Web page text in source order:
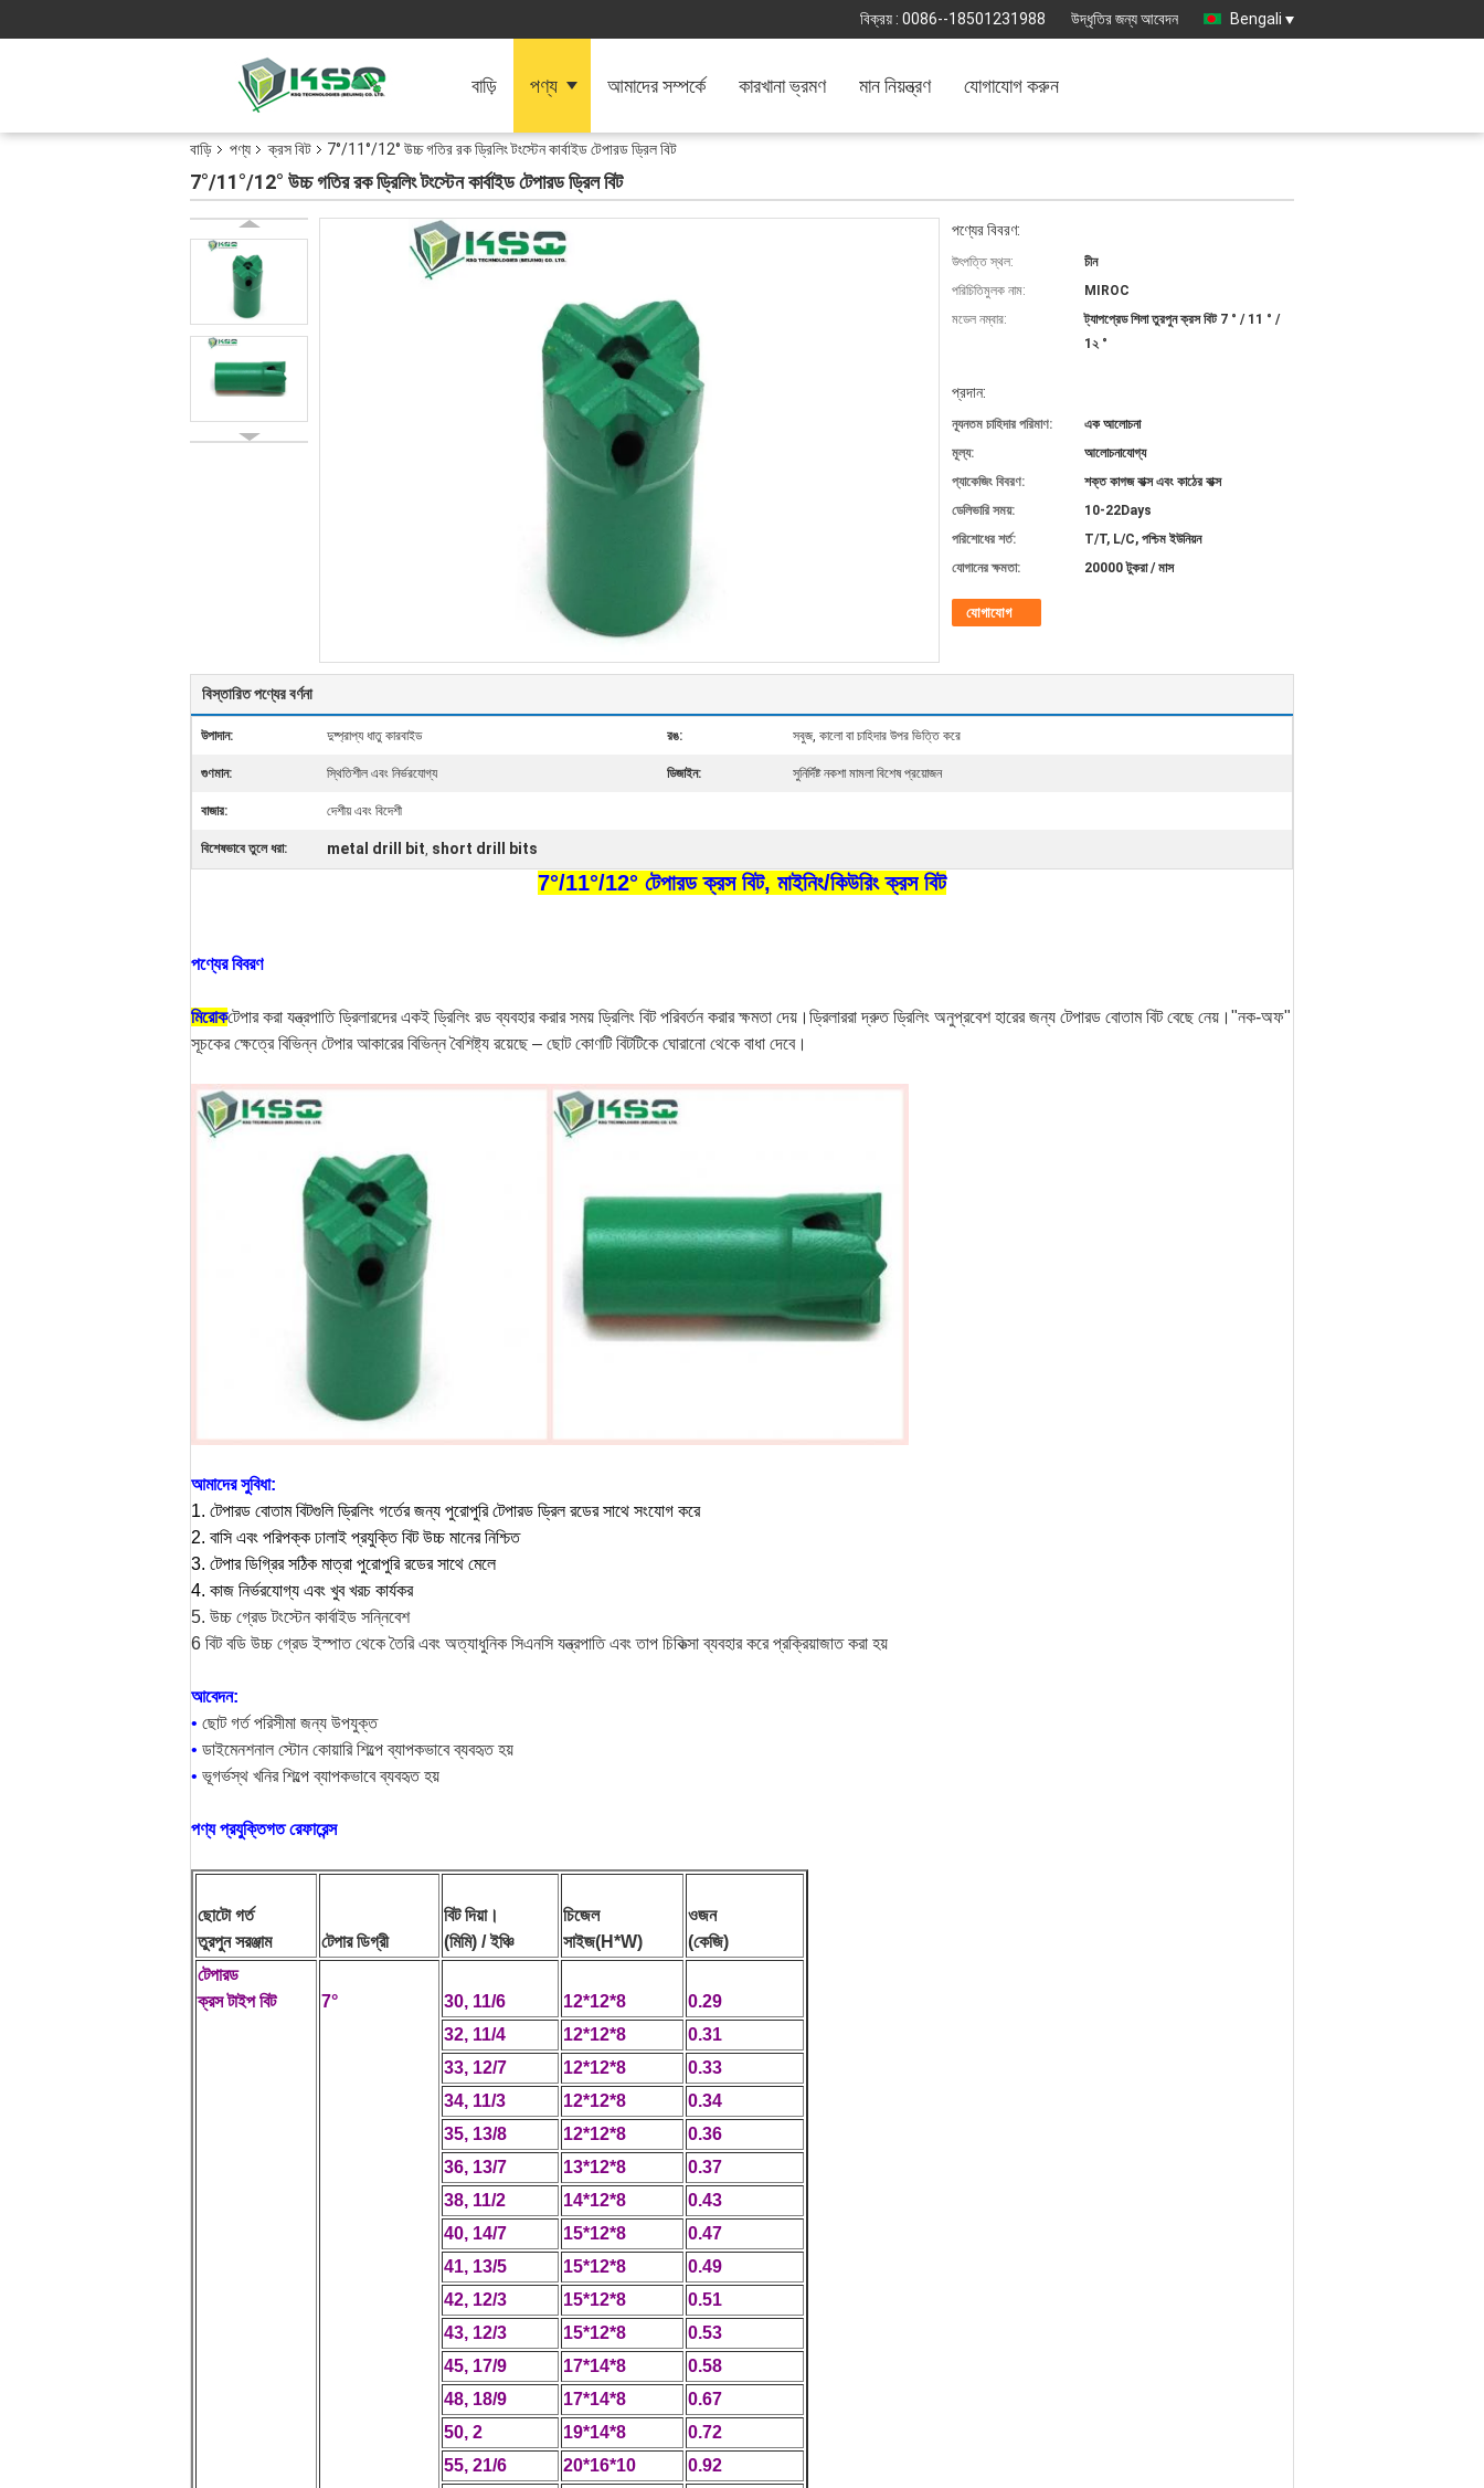
বিক্রয় : 0086--18501231988 উদ্ধৃতির জন্য আবেদন Bengali
বাড়ি পণ্য আমাদের সম্পর্কে কারখানা ভ্রমণ মান নিয়ন্ত্রণ যোগাযোগ করুন
বাড়ি পণ্য ক্রস বিট 7°/11°/12° উচ্চ গতির রক ড্রিলিং টংস্টেন কার্বাইড টেপারড ড্রিল বিট
7°/11°/12° উচ্চ গতির রক ড্রিলিং টংস্টেন কার্বাইড টেপারড ড্রিল বিট
পণ্যের বিবরণ:
উৎপত্তি স্থল:
চীন
পরিচিতিমুলক নাম:
MIROC
মডেল নম্বার:
ট্যাপপ্রেড শিলা তুরপুন ক্রস বিট 7 ° / 11 ° /
1২ °
প্রদান:
ন্যূনতম চাহিদার পরিমাণ:
এক আলোচনা
মূল্য:
আলোচনাযোগ্য
প্যাকেজিং বিবরণ:
শক্ত কাগজ বাক্স এবং কাঠের বাক্স
ডেলিভারি সময়:
10-22Days
পরিশোধের শর্ত:
T/T, L/C, পশ্চিম ইউনিয়ন
যোগানের ক্ষমতা:
20000 টুকরা / মাস
যোগাযোগ
বিস্তারিত পণ্যের বর্ণনা
উপাদান: দুষ্প্রাপ্য ধাতু কারবাইড রঙ: সবুজ, কালো বা চাহিদার উপর ভিত্তি করে
গুণমান: স্থিতিশীল এবং নির্ভরযোগ্য ডিজাইন: সুনির্দিষ্ট নকশা মামলা বিশেষ প্রয়োজন
বাজার: দেশীয় এবং বিদেশী
বিশেষভাবে তুলে ধরা: metal drill bit, short drill bits
7°/11°/12° টেপারড ক্রস বিট, মাইনিং/কিউরিং ক্রস বিট
পণ্যের বিবরণ
মিরোকটেপার করা যন্ত্রপাতি ড্রিলারদের একই ড্রিলিং রড ব্যবহার করার সময় ড্রিলিং বিট পরিবর্তন করার ক্ষমতা দেয়।ড্রিলাররা দ্রুত ড্রিলিং অনুপ্রবেশ হারের জন্য টেপারড বোতাম বিট বেছে নেয়।"নক-অফ"
সূচকের ক্ষেত্রে বিভিন্ন টেপার আকারের বিভিন্ন বৈশিষ্ট্য রয়েছে – ছোট কোণটি বিটটিকে ঘোরানো থেকে বাধা দেবে।
আমাদের সুবিধা:
1. টেপারড বোতাম বিটগুলি ড্রিলিং গর্তের জন্য পুরোপুরি টেপারড ড্রিল রডের সাথে সংযোগ করে
2. বাসি এবং পরিপক্ক ঢালাই প্রযুক্তি বিট উচ্চ মানের নিশ্চিত
3. টেপার ডিগ্রির সঠিক মাত্রা পুরোপুরি রডের সাথে মেলে
4. কাজ নির্ভরযোগ্য এবং খুব খরচ কার্যকর
5. উচ্চ গ্রেড টংস্টেন কার্বাইড সন্নিবেশ
6 বিট বডি উচ্চ গ্রেড ইস্পাত থেকে তৈরি এবং অত্যাধুনিক সিএনসি যন্ত্রপাতি এবং তাপ চিকিত্সা ব্যবহার করে প্রক্রিয়াজাত করা হয়
আবেদন:
• ছোট গর্ত পরিসীমা জন্য উপযুক্ত
• ডাইমেনশনাল স্টোন কোয়ারি শিল্পে ব্যাপকভাবে ব্যবহৃত হয়
• ভূগর্ভস্থ খনির শিল্পে ব্যাপকভাবে ব্যবহৃত হয়
পণ্য প্রযুক্তিগত রেফারেন্স
ছোটো গর্ত
তুরপুন সরঞ্জাম
টেপার ডিগ্রী
বিট দিয়া।
(মিমি) / ইঞ্চি
চিজেল
সাইজ(H*W)
ওজন
(কেজি)
টেপারড
ক্রস টাইপ বিট
7° 30, 11/6 12*12*8
0.29
32, 11/4
12*12*8
0.31
33, 12/7
12*12*8
0.33
34, 11/3
12*12*8
0.34
35, 13/8
12*12*8
0.36
36, 13/7
13*12*8
0.37
38, 11/2
14*12*8
0.43
40, 14/7
15*12*8
0.47
41, 13/5
15*12*8
0.49
42, 12/3
15*12*8
0.51
43, 12/3
15*12*8
0.53
45, 17/9
17*14*8
0.58
48, 18/9
17*14*8
0.67
50, 2
19*14*8
0.72
55, 21/6
20*16*10
0.92